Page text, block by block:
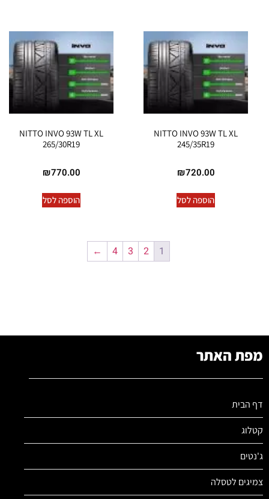
NITTO INVO 93W TL XL
245/35R19
₪720.00
הוספה לסל
NITTO INVO 93W TL XL
265/30R19
₪770.00
הוספה לסל
1
2
3
4
←
מפת האתר
דף הבית
קטלוג
ג'נטים
צמיגים לטסלה